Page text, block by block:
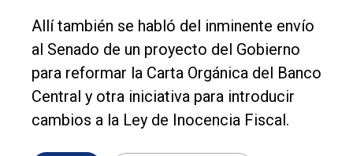
Allí también se habló del inminente envío
al Senado de un proyecto del Gobierno
para reformar la Carta Orgánica del Banco
Central y otra iniciativa para introducir
cambios a la Ley de Inocencia Fiscal.